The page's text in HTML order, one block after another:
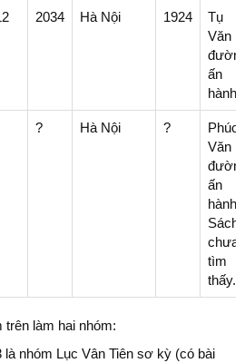
2034 Hà Nội 1924
Tụ
Văn
ấn
hành
? Hà Nội ?
Phúc
Văn
ấn
hành.
Sách
chưa
tìm
thấy.
trên làm hai nhóm:
là nhóm Lục Vân Tiên sơ kỳ (có bài